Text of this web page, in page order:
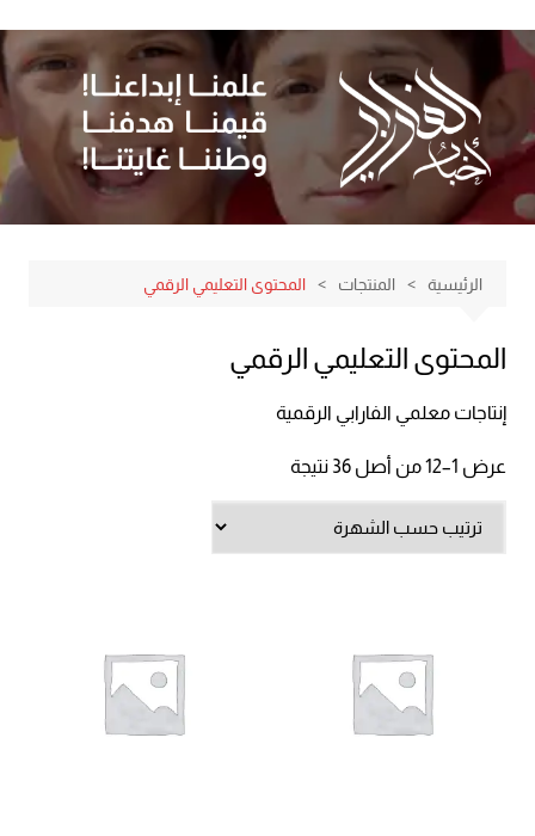
إلى
المحتوى
الرئيسية المنتجات المحتوى التعليمي الرقمي
المحتوى التعليمي الرقمي
إنتاجات معلمي الفارابي الرقمية
عرض 1–12 من أصل 36 نتيجة